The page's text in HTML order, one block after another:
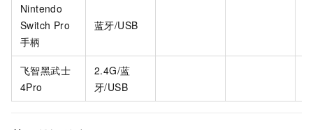
Nintendo
Switch Pro
手柄
蓝牙/USB
飞智黑武士
4Pro
2.4G/蓝
牙/USB